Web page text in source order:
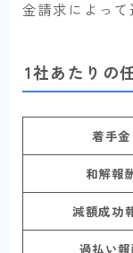
金請求によって
1社あたりの
着手金
和解報
減額成功
過払い